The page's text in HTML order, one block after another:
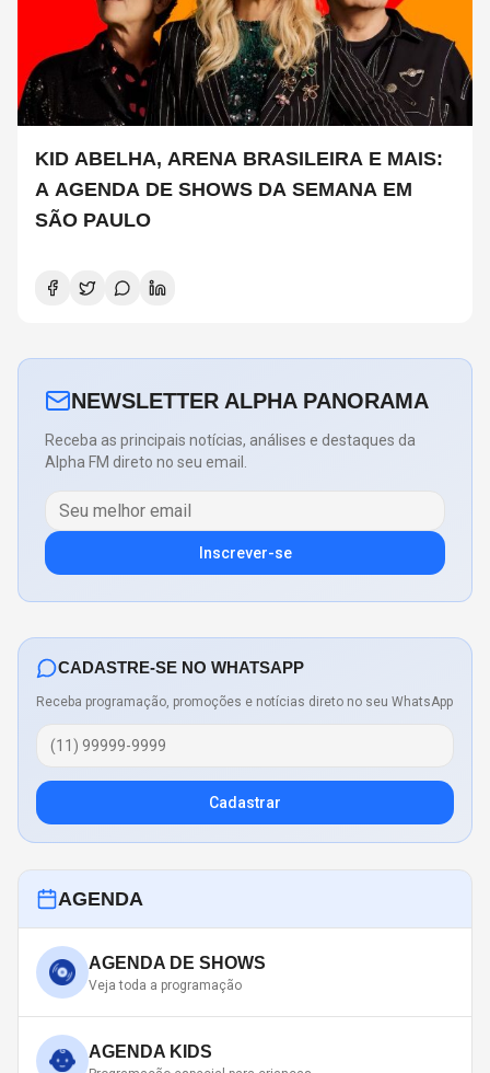
KID ABELHA, ARENA BRASILEIRA E MAIS:
A AGENDA DE SHOWS DA SEMANA EM
SÃO PAULO
NEWSLETTER ALPHA PANORAMA
Receba as principais notícias, análises e destaques da
Alpha FM direto no seu email.
Inscrever-se
CADASTRE-SE NO WHATSAPP
Receba programação, promoções e notícias direto no seu WhatsApp
Cadastrar
AGENDA
AGENDA DE SHOWS
Veja toda a programação
AGENDA KIDS